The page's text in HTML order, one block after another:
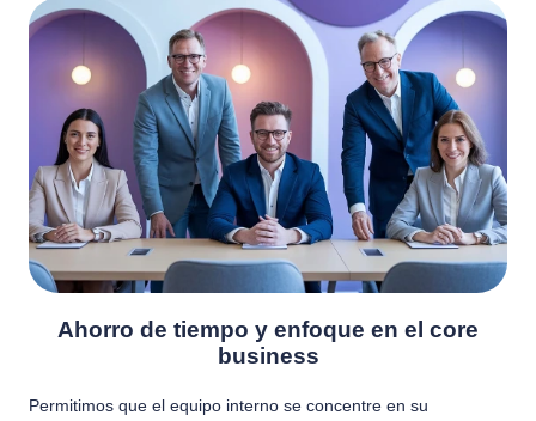
Ahorro de tiempo y enfoque en el core
business
Permitimos que el equipo interno se concentre en su